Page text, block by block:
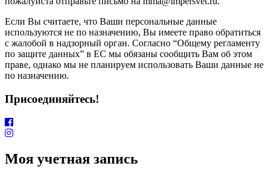
Если Вы считаете, что Ваши персональные данные
используются не по назначению, Вы имеете право обратиться
с жалобой в надзорный орган. Согласно “Общему регламенту
по защите данных” в ЕС мы обязаны сообщить Вам об этом
праве, однако мы не планируем использовать Ваши данные не
по назначению.
Присоединяйтесь!
Моя учетная запись